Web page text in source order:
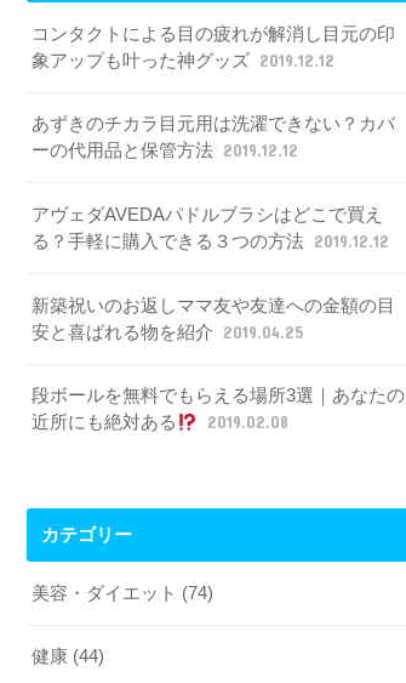
コンタクトによる目の疲れが解消し目元の印
象アップも叶った神グッズ 2019.12.12
あずきのチカラ目元用は洗濯できない？カバ
ーの代用品と保管方法 2019.12.12
アヴェダAVEDAパドルブラシはどこで買え
る？手軽に購入できる３つの方法 2019.12.12
新築祝いのお返しママ友や友達への金額の目
安と喜ばれる物を紹介
2019.04.25
段ボールを無料でもらえる場所3選｜あなたの
近所にも絶対ある
2019.02.08
カテゴリー
美容・ダイエット (74)
健康 (44)